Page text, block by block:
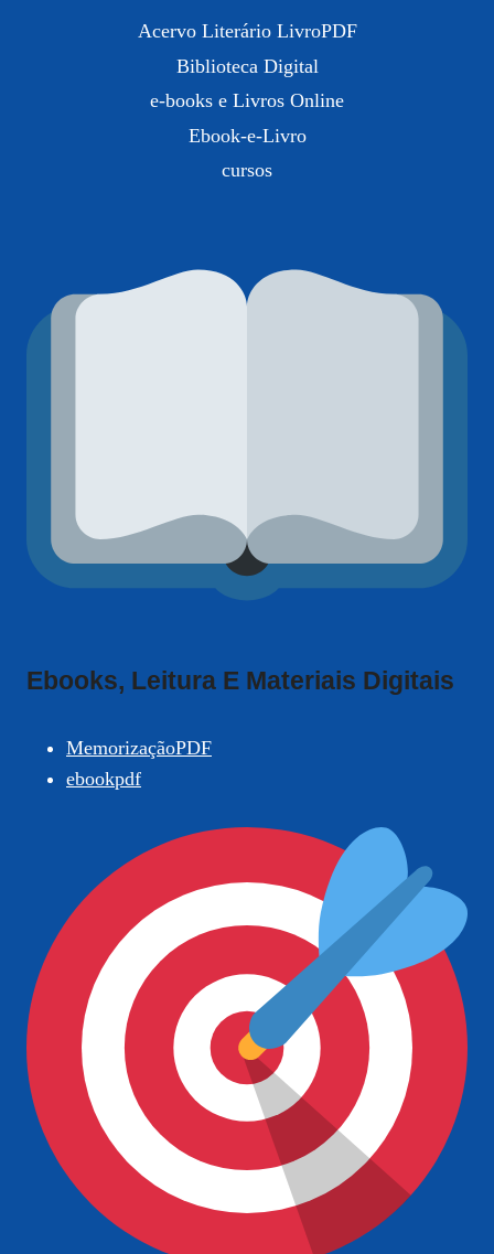
Acervo Literário LivroPDF
Biblioteca Digital
e-books e Livros Online
Ebook-e-Livro
cursos
Ebooks, Leitura E Materiais Digitais
MemorizaçãoPDF
ebookpdf